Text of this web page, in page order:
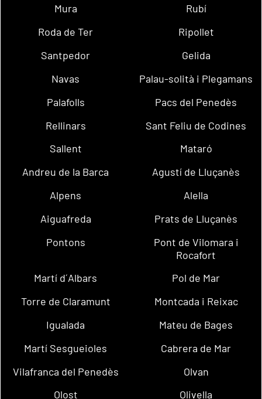
Mura
Rubí
Roda de Ter
Ripollet
Santpedor
Gelida
Navas
Palau-solità i Plegamans
Palafolls
Pacs del Penedès
Rellinars
Sant Feliu de Codines
Sallent
Mataró
Andreu de la Barca
Agustí de Lluçanès
Alpens
Alella
Aiguafreda
Prats de Lluçanès
Pontons
Pont de Vilomara i
Rocafort
Martí d´Albars
Pol de Mar
Torre de Claramunt
Montcada i Reixac
Igualada
Mateu de Bages
Martí Sesgueioles
Cabrera de Mar
Vilafranca del Penedès
Olvan
Olost
Olivella